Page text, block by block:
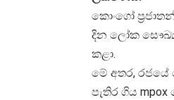
කොංගෝ
දින ලෝක සෞඛ්‍ය
කළා.
මේ අතර, රජයේ
පැතිර ගිය